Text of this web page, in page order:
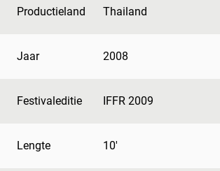
Productieland Thailand
Jaar 2008
Festivaleditie IFFR 2009
Lengte 10'